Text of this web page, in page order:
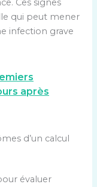
Ces signes
qui peut mener
infection grave
après
d’un calcul
évaluer